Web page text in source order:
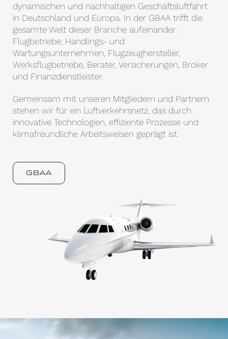
dynamischen und nachhaltigen Geschäftsluftfahrt
in Deutschland und Europa. In der GBAA trifft die
gesamte Welt dieser Branche aufeinander:
Flugbetriebe, Handlings- und
Wartungsunternehmen, Flugzeughersteller,
Werksflugbetriebe, Berater, Versicherungen, Broker
und Finanzdienstleister.
Gemeinsam mit unseren Mitgliedern und Partnern
stehen wir für ein Luftverkehrsnetz, das durch
innovative Technologien, effiziente Prozesse und
klimafreundliche Arbeitsweisen geprägt ist.
GBAA